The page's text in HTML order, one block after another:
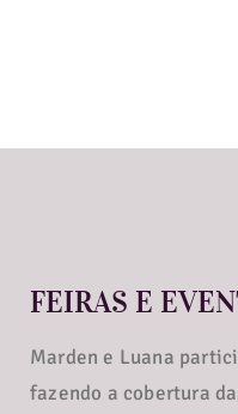
FEIRAS E
Marden e Luana
fazendo a cobertura